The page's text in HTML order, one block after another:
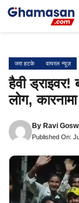
Skip
जरा हटके वायरल न्यूज़
हैवी ड्राइवर!
लोग,
By Ravi
Published On: